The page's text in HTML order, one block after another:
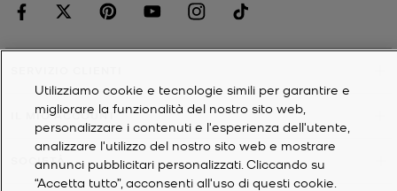
IL MIO ACCOUNT
SOCIETÀ
Utilizziamo cookie e tecnologie simili per garantire e
migliorare la funzionalità del nostro sito web,
personalizzare i contenuti e l'esperienza dell'utente,
analizzare l'utilizzo del nostro sito web e mostrare
annunci pubblicitari personalizzati. Cliccando su
“Accetta tutto”, acconsenti all'uso di questi cookie.